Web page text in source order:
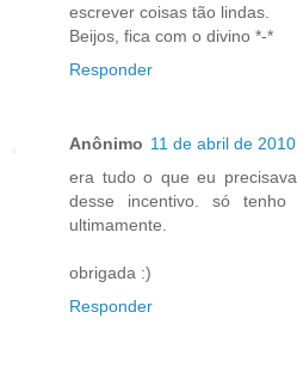
escrever coisas tão lindas.
Beijos, fica com o divino *-*
Responder
Anônimo 11 de abril de
era tudo o que eu
desse incentivo. só
ultimamente.
obrigada :)
Responder